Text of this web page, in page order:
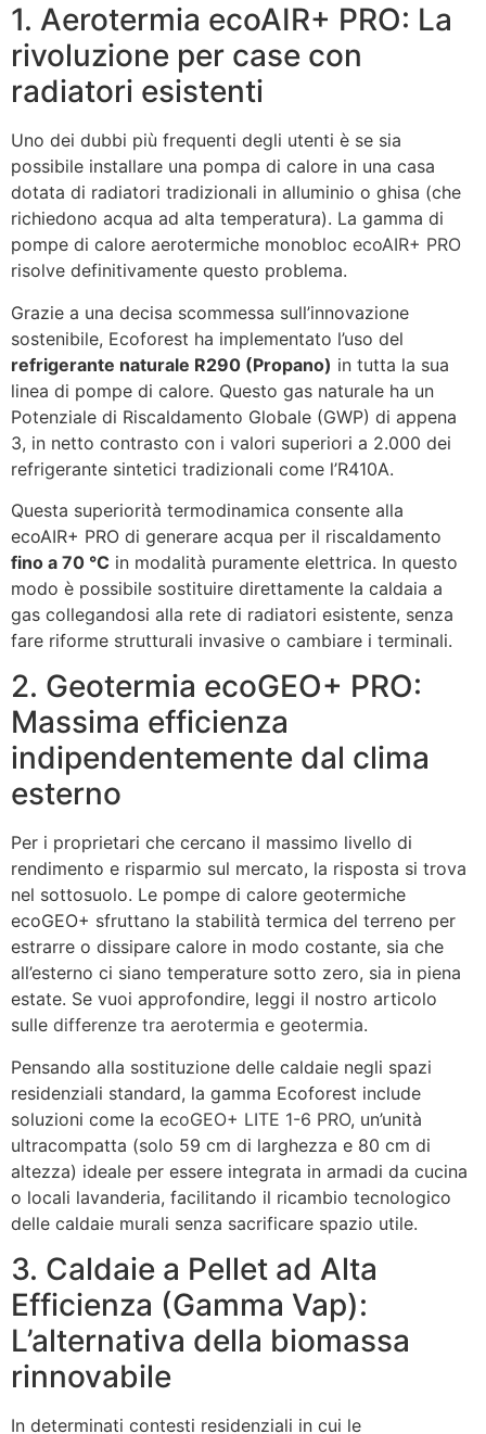
1. Aerotermia ecoAIR+ PRO: La
rivoluzione per case con
radiatori esistenti
Uno dei dubbi più frequenti degli utenti è se sia
possibile installare una pompa di calore in una casa
dotata di radiatori tradizionali in alluminio o ghisa (che
richiedono acqua ad alta temperatura). La gamma di
pompe di calore aerotermiche monobloc ecoAIR+ PRO
risolve definitivamente questo problema.
Grazie a una decisa scommessa sull’innovazione
sostenibile, Ecoforest ha implementato l’uso del
refrigerante naturale R290 (Propano) in tutta la sua
linea di pompe di calore. Questo gas naturale ha un
Potenziale di Riscaldamento Globale (GWP) di appena
3, in netto contrasto con i valori superiori a 2.000 dei
refrigerante sintetici tradizionali come l’R410A.
Questa superiorità termodinamica consente alla
ecoAIR+ PRO di generare acqua per il riscaldamento
fino a 70 °C in modalità puramente elettrica. In questo
modo è possibile sostituire direttamente la caldaia a
gas collegandosi alla rete di radiatori esistente, senza
fare riforme strutturali invasive o cambiare i terminali.
2. Geotermia ecoGEO+ PRO:
Massima efficienza
indipendentemente dal clima
esterno
Per i proprietari che cercano il massimo livello di
rendimento e risparmio sul mercato, la risposta si trova
nel sottosuolo. Le pompe di calore geotermiche
ecoGEO+ sfruttano la stabilità termica del terreno per
estrarre o dissipare calore in modo costante, sia che
all’esterno ci siano temperature sotto zero, sia in piena
estate. Se vuoi approfondire, leggi il nostro articolo
sulle differenze tra aerotermia e geotermia.
Pensando alla sostituzione delle caldaie negli spazi
residenziali standard, la gamma Ecoforest include
soluzioni come la ecoGEO+ LITE 1-6 PRO, un’unità
ultracompatta (solo 59 cm di larghezza e 80 cm di
altezza) ideale per essere integrata in armadi da cucina
o locali lavanderia, facilitando il ricambio tecnologico
delle caldaie murali senza sacrificare spazio utile.
3. Caldaie a Pellet ad Alta
Efficienza (Gamma Vap):
L’alternativa della biomassa
rinnovabile
In determinati contesti residenziali in cui le